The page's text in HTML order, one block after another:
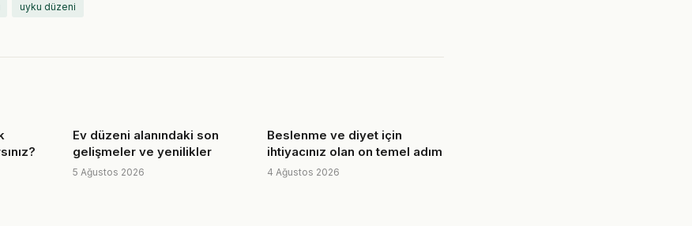
uyku düzeni
Ev düzeni alanındaki son
gelişmeler ve yenilikler
5 Ağustos 2026
Beslenme ve diyet için
ihtiyacınız olan on temel adım
4 Ağustos 2026